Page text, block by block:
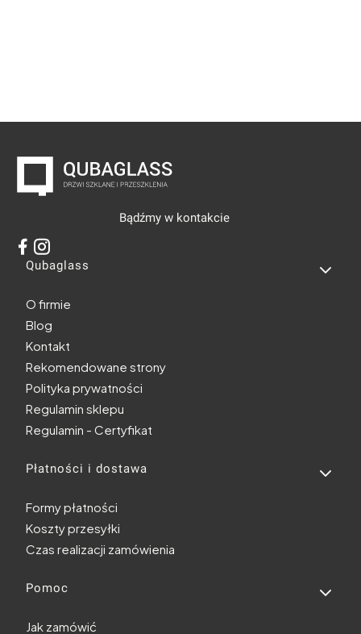
Bądźmy w kontakcie
Linki w stopce
Qubaglass
O firmie
Blog
Kontakt
Rekomendowane strony
Polityka prywatności
Regulamin sklepu
Regulamin - Certyfikat
Płatności i dostawa
Formy płatności
Koszty przesyłki
Czas realizacji zamówienia
Pomoc
Jak zamówić